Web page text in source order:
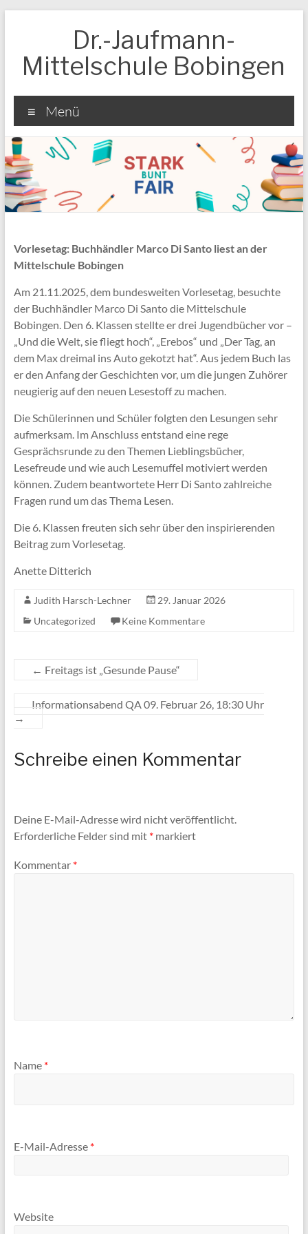
Dr.-Jaufmann-
Mittelschule Bobingen
Menü
Vorlesetag: Buchhändler Marco Di Santo liest an der
Mittelschule Bobingen
Am 21.11.2025, dem bundesweiten Vorlesetag, besuchte
der Buchhändler Marco Di Santo die Mittelschule
Bobingen. Den 6. Klassen stellte er drei Jugendbücher vor –
„Und die Welt, sie fliegt hoch“, „Erebos“ und „Der Tag, an
dem Max dreimal ins Auto gekotzt hat“. Aus jedem Buch las
er den Anfang der Geschichten vor, um die jungen Zuhörer
neugierig auf den neuen Lesestoff zu machen.
Die Schülerinnen und Schüler folgten den Lesungen sehr
aufmerksam. Im Anschluss entstand eine rege
Gesprächsrunde zu den Themen Lieblingsbücher,
Lesefreude und wie auch Lesemuffel motiviert werden
können. Zudem beantwortete Herr Di Santo zahlreiche
Fragen rund um das Thema Lesen.
Die 6. Klassen freuten sich sehr über den inspirierenden
Beitrag zum Vorlesetag.
Anette Ditterich
Judith Harsch-Lechner
29. Januar 2026
Uncategorized
Keine Kommentare
← Freitags ist „Gesunde Pause“
Informationsabend QA 09. Februar 26, 18:30 Uhr
→
Schreibe einen Kommentar
Deine E-Mail-Adresse wird nicht veröffentlicht.
Erforderliche Felder sind mit *markiert
Kommentar *
Name *
E-Mail-Adresse *
Website